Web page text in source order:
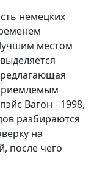
немецких
местом
Вагон - 1998,
разбираются
на
после чего